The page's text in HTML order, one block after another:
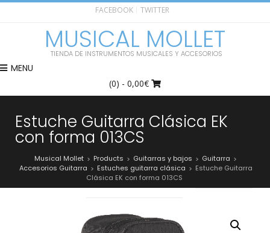
FACEBOOK TWITTER
MUSICAL MOLLET
TIENDA DE INSTRUMENTOS MUSICALES Y ACCESORIOS
MENU
(0) - 0,00€
Estuche Guitarra Clásica EK
con forma 013CS
Musical Mollet > Products > Guitarras y bajos > Guitarra >
Accesorios Guitarra > Estuches guitarra clásica > Estuche Guitarra
Clásica EK con forma 013CS